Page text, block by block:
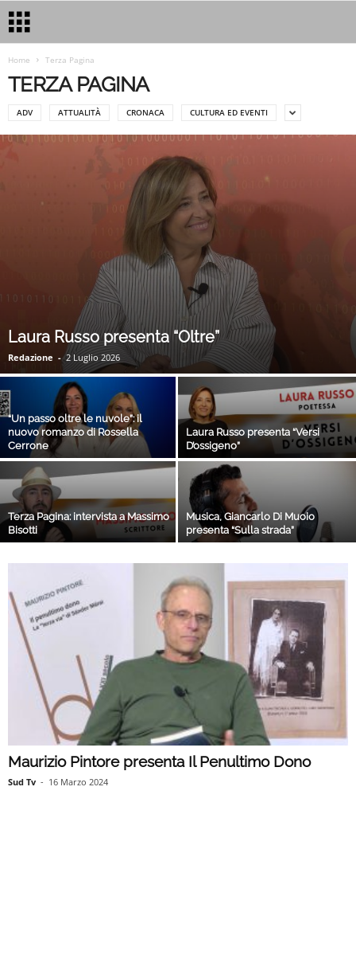
Home Terza Pagina
TERZA PAGINA
ADV ATTUALITÀ CRONACA CULTURA ED EVENTI
Laura Russo presenta “Oltre”
Redazione - 2 Luglio 2026
“Un passo oltre le nuvole”: il
nuovo romanzo di Rossella
Cerrone
Laura Russo presenta “Versi
D’ossigeno”
Terza Pagina: intervista a Massimo
Bisotti
Musica, Giancarlo Di Muoio
presenta “Sulla strada”
Maurizio Pintore presenta Il Penultimo Dono
Sud Tv - 16 Marzo 2024